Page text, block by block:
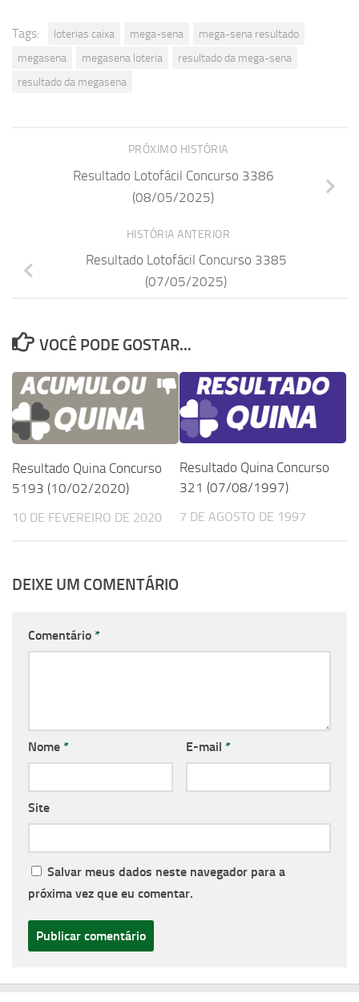
Tags: loterias caixa mega-sena
mega-sena resultado
megasena
megasena loteria
resultado da mega-sena
resultado da megasena
PRÓXIMO HISTÓRIA
Resultado Lotofácil Concurso 3386
(08/05/2025)
HISTÓRIA ANTERIOR
Resultado Lotofácil Concurso 3385
(07/05/2025)
VOCÊ PODE GOSTAR...
Resultado Quina Concurso
5193 (10/02/2020)
10 DE FEVEREIRO DE 2020
Resultado Quina Concurso
321 (07/08/1997)
7 DE AGOSTO DE 1997
DEIXE UM COMENTÁRIO
Comentário *
Nome * E-mail *
Site
Salvar meus dados neste navegador para a
próxima vez que eu comentar.